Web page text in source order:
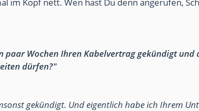
paar Wochen Ihren Kabelvertrag gekündigt
dürfen?"
gekündigt. Und eigentlich habe ich Ihrem